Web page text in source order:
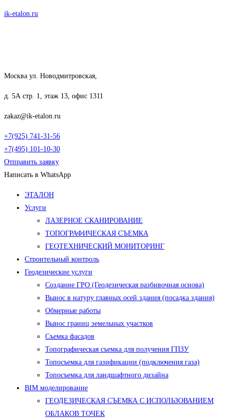
Перейти
ik-etalon.ru
Москва ул. Новодмитровская,
д. 5А стр. 1, этаж 13, офис 1311
zakaz@ik-etalon.ru
+7(925) 741-31-56
+7(495) 101-10-30
Отправить заявку
Написать в WhatsApp
Меню
ЭТАЛОН
Услуги
ЛАЗЕРНОЕ СКАНИРОВАНИЕ
ТОПОГРАФИЧЕСКАЯ СЪЕМКА
ГЕОТЕХНИЧЕСКИЙ МОНИТОРИНГ
Строительный контроль
Геодезические услуги
Создание ГРО (Геодезическая разбивочная основа)
Вынос в натуру главных осей здания (посадка здания)
Обмерные работы
Вынос границ земельных участков
Съемка фасадов
Топографическая съемка для получения ГПЗУ
Топосъемка для газификации (подключения газа)
Топосъемка для ландшафтного дизайна
BIM моделирование
ГЕОДЕЗИЧЕСКАЯ СЪЕМКА С ИСПОЛЬЗОВАНИЕМ
ОБЛАКОВ ТОЧЕК